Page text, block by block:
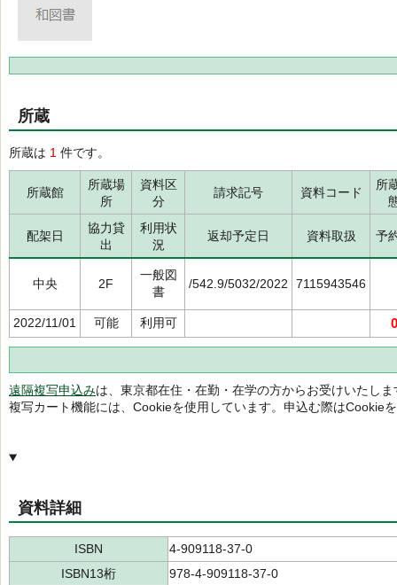
所蔵
所蔵は 1 件です。
所蔵館
所蔵場
所
資料区
分
請求記号 資料コード
所
配架日
協力貸
出
利用状
況
返却予定日 資料取扱 予
中央 2F
一般図
書
/542.9/5032/2022 7115943546
2022/11/01 可能 利用可 0
遠隔複写申込みは、東京都在住・在勤・在学の方からお受けいたしま
複写カート機能には、Cookieを使用しています。申込む際はCookie
資料詳細
ISBN
4-909118-37-0
ISBN13桁
978-4-909118-37-0